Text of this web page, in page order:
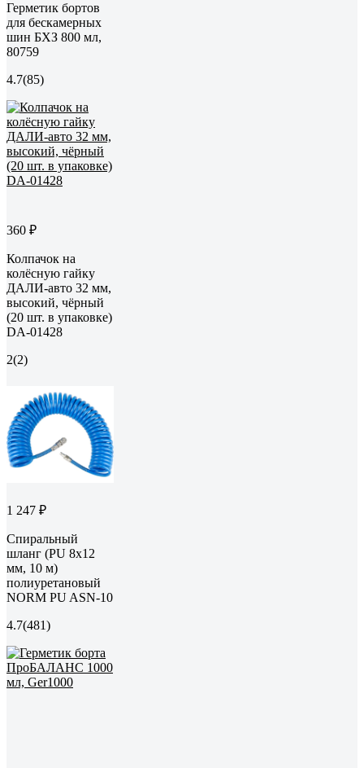
Герметик бортов
для бескамерных
шин БХЗ 800 мл,
80759
4.7(85)
360 ₽
Колпачок на
колёсную гайку
ДАЛИ-авто 32 мм,
высокий, чёрный
(20 шт. в упаковке)
DA-01428
2(2)
1 247 ₽
Спиральный
шланг (PU 8x12
мм, 10 м)
полиуретановый
NORM PU ASN-10
4.7(481)